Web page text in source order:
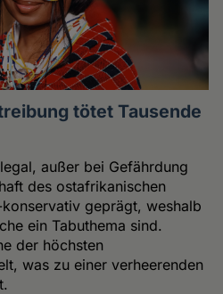
tötet Tausende
außer bei Gefährdung
des ostafrikanischen
geprägt, weshalb
ein Tabuthema sind.
der höchsten
was zu einer verheerenden